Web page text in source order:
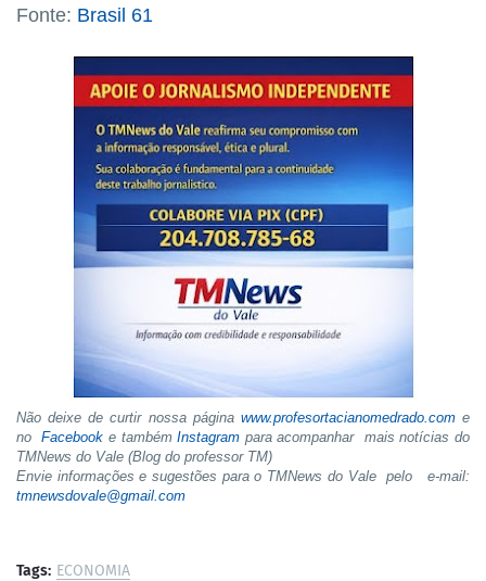
Fonte: Brasil 61
Não deixe de curtir nossa página www.profesortacianomedrado.come
noFacebook e tambémInstagram para acompanhar mais notícias do
TMNews do Vale (Blog do professor TM)
Envie informações e sugestões para o TMNews do Vale pelo e-mail:
tmnewsdovale@gmail.com
Tags: ECONOMIA